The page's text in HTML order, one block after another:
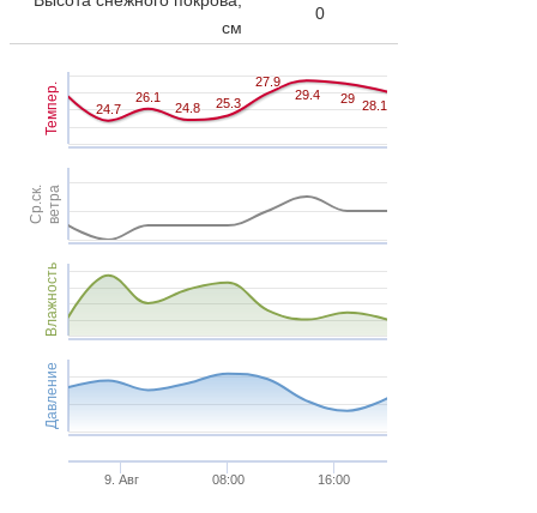
см
0
Темпер.
Ср.ск.ветра
Влажность
Давление
24.7
24.7
26.1
26.1
24.8
24.8 25.3
25.3
27.9
27.9
29.4
29.4 29
29 28.1
28.1
9. Авг 08:00 16:00